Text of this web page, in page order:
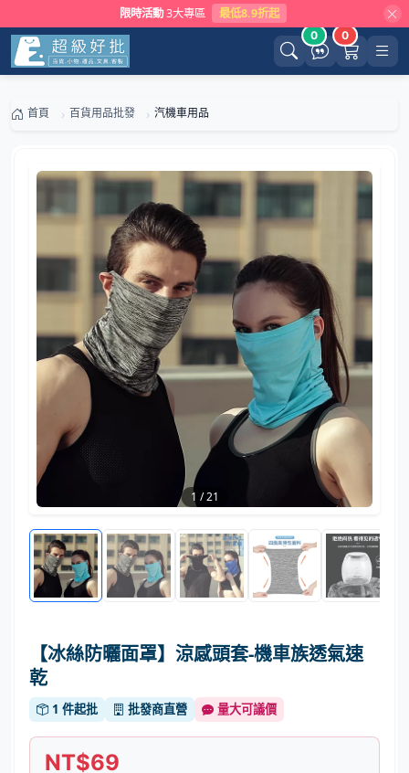
限時活動 3大專區 最低8.9折起
0 0
首頁 百貨用品批發 汽機車用品
1 /21
【冰絲防曬面罩】涼感頭套-機車族透氣速
乾
1 件起批 批發商直營 量大可議價
NT$69